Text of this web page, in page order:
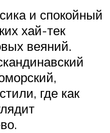
и спокойный
хай-тек
веяний.
где как